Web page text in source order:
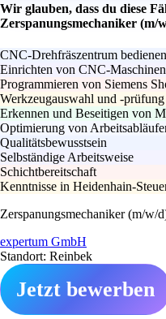
Wir glauben, dass du diese
Zerspanungsmechaniker (m/
CNC-Drehfräszentrum bedienen
Einrichten von CNC-Maschinen
Programmieren von Siemens
Werkzeugauswahl und -prüfung
Erkennen und Beseitigen von
Optimierung von
Qualitätsbewusstsein
Selbständige Arbeitsweise
Schichtbereitschaft
Kenntnisse in Heidenhain-
Zerspanungsmechaniker (m/w/
expertum GmbH
Standort: Reinbek
Jetzt bewerben